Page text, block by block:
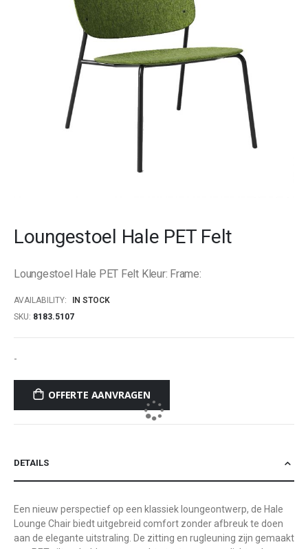
the
the
gallery
Loungestoel Hale PET Felt
Loungestoel Hale PET Felt Kleur: Frame:
AVAILABILITY:
IN STOCK
SKU 8183.5107
-
OFFERTE AANVRAGEN
DETAILS
Een nieuw perspectief op een klassiek loungeontwerp, de Hale
Lounge Chair biedt uitgebreid comfort zonder afbreuk te doen
aan de elegante uitstraling. De zitting en rugleuning zijn gemaakt